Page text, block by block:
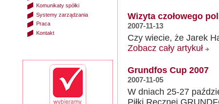
Wizyta czołowego
2007-11-13
Czy wiecie, że Jarek
Zobacz cały artykuł
Grundfos Cup 2007
2007-11-05
W dniach 25-27
Piłki Ręcznej
Komunikaty spółki
Systemy zarządzania
Praca
Kontakt